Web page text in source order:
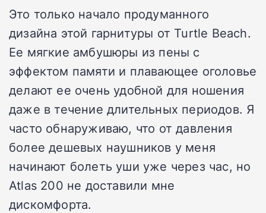
Это только начало продуманного
дизайна этой гарнитуры от Turtle Beach.
Ее мягкие амбушюры из пены с
эффектом памяти и плавающее оголовье
делают ее очень удобной для ношения
даже в течение длительных периодов. Я
часто обнаруживаю, что от давления
более дешевых наушников у меня
начинают болеть уши уже через час, но
Atlas 200 не доставили мне
дискомфорта.